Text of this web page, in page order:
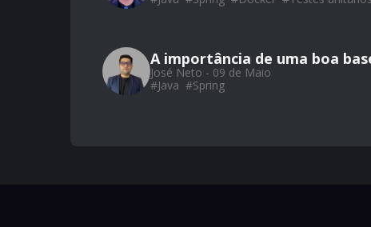
A importância de uma boa
José Neto - 09 de Maio
#Java #Spring